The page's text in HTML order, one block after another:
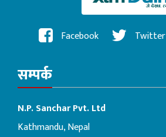
Facebook Twitter
सम्पर्क
N.P. Sanchar Pvt. Ltd
Kathmandu, Nepal